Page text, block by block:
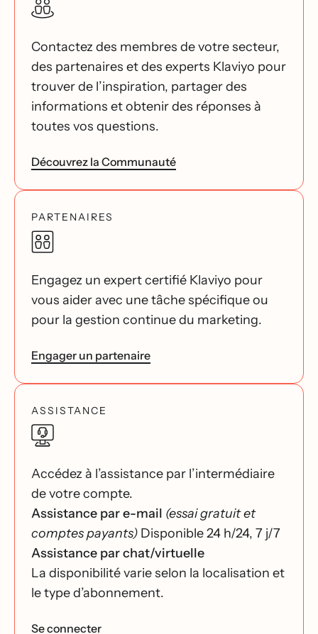
Contactez des membres de votre secteur,
des partenaires et des experts Klaviyo pour
trouver de l’inspiration, partager des
informations et obtenir des réponses à
toutes vos questions.
Découvrez la Communauté
PARTENAIRES
Engagez un expert certifié Klaviyo pour
vous aider avec une tâche spécifique ou
pour la gestion continue du marketing.
Engager un partenaire
ASSISTANCE
Accédez à l’assistance par l’intermédiaire
de votre compte.
Assistance par e-mail (essai gratuit et
comptes payants) Disponible 24 h/24, 7 j/7
Assistance par chat/virtuelle
La disponibilité varie selon la localisation et
le type d’abonnement.
Se connecter